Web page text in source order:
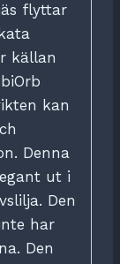
flyttar
källan
kan
Denna
ut i
Den
har
Den